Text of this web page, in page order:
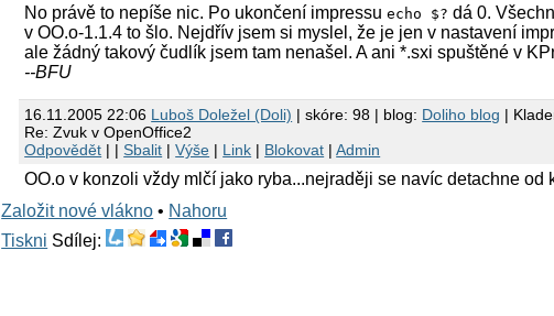
No právě to nepíše nic. Po ukončení impressuecho $? dá 0.
v OO.o-1.1.4 to šlo. Nejdřív jsem si myslel, že je jen v nastavení
ale žádný takový čudlík jsem tam nenašel. A ani *.sxi spuštěné v
--BFU
16.11.2005 22:06 Luboš Doležel (Doli) | skóre: 98 | blog: Doliho blog |
Re: Zvuk v OpenOffice2
Odpovědět | |Sbalit |Výše | Link | Blokovat |Admin
OO.o v konzoli vždy mlčí jako ryba...nejraději se navíc detachne od
Založit nové vlákno • Nahoru
Tiskni Sdílej: